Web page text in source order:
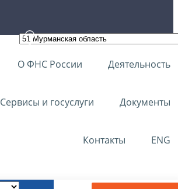
О ФНС России Деятельность
Сервисы и госуслуги Документы
Контакты ENG